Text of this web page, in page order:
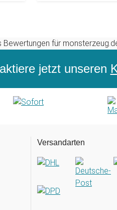
jetzt unseren
Versandarten